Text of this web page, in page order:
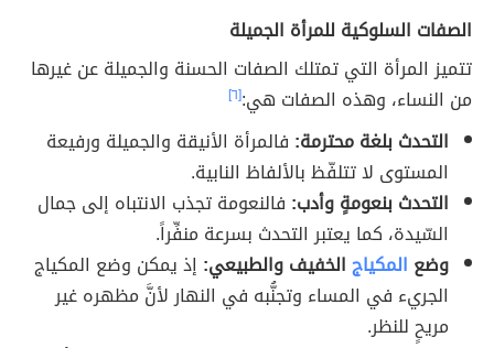
الصفات السلوكية للمرأة الجميلة
تتميز المرأة التي تمتلك الصفات الحسنة والجميلة عن غيرها
من النساء، وهذه الصفات هي:[٦]
التحدث بلغة محترمة: فالمرأة الأنيقة والجميلة ورفيعة
المستوى لا تتلفّظ بالألفاظ النابية.
التحدث بنعومةٍ وأدب: فالنعومة تجذب الانتباه إلى جمال
السّيدة، كما يعتبر التحدث بسرعة منفِّراً.
وضع المكياجالخفيف والطبيعي: إذ يمكن وضع المكياج
الجريء في المساء وتجنُّبه في النهار لأنَّ مظهره غير
مريحٍ للنظر.